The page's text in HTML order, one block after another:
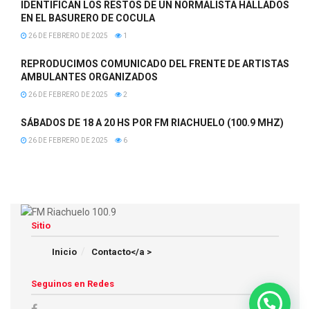
IDENTIFICAN LOS RESTOS DE UN NORMALISTA HALLADOS
EN EL BASURERO DE COCULA
26 DE FEBRERO DE 2025 1
REPRODUCIMOS COMUNICADO DEL FRENTE DE ARTISTAS
AMBULANTES ORGANIZADOS
26 DE FEBRERO DE 2025 2
SÁBADOS DE 18 A 20 HS POR FM RIACHUELO (100.9 MHZ)
26 DE FEBRERO DE 2025 6
Sitio
Inicio Contacto</a >
Seguinos en Redes